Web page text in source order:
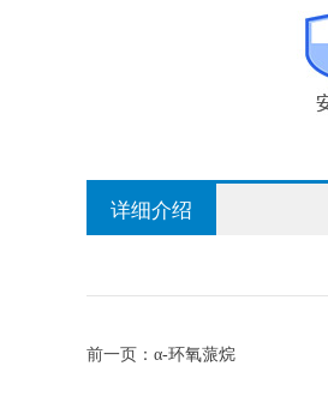
详细介绍
前一页： α-环氧蒎烷